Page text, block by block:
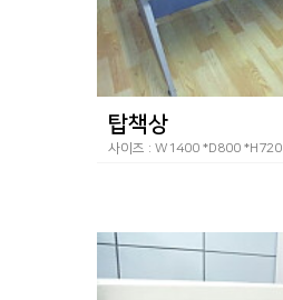
탑책상
사이즈 : W1400 *D800 *H720